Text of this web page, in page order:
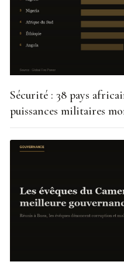
Sécurité : 38 pays
puissances militaires